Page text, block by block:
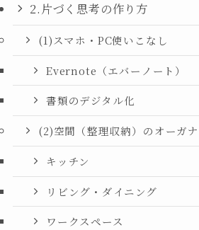
2.片づく思考の作り方
(1)スマホ・PC使いこなし
Evernote（エバーノート）
書類のデジタル化
(2)空間（整理収納）のオーガ
キッチン
リビング・ダイニング
ワークスペース